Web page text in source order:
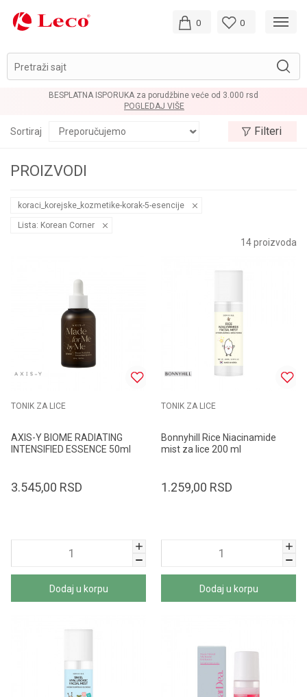
Pretraži sajt
0 0
BESPLATNA ISPORUKA za porudžbine veće od 3.000 rsd
POGLEDAJ VIŠE
PROIZVODI
Sortiraj Filteri
koraci_korejske_kozmetike-korak-5-esencije
Lista: Korean Corner
14proizvoda
TONIK ZA LICE
AXIS-Y BIOME RADIATING
INTENSIFIED ESSENCE 50ml
3.545,00 RSD
Dodaj u korpu
TONIK ZA LICE
Bonnyhill Rice Niacinamide
mist za lice 200 ml
1.259,00 RSD
Dodaj u korpu